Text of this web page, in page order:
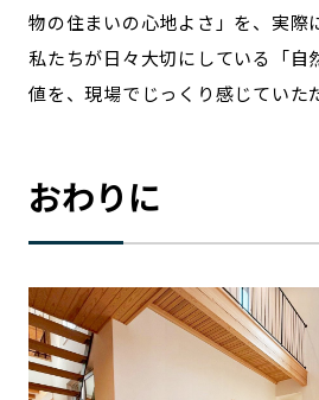
物の住まいの心地よさ」を、実際
私たちが日々大切にしている「
値を、現場でじっくり感じていた
おわりに